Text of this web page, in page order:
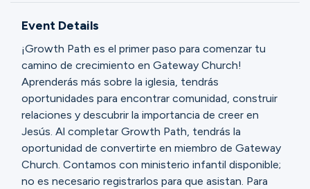
Groups
Give
Search
Event Details
¡Growth Path es el primer paso para comenzar tu
camino de crecimiento en Gateway Church!
Aprenderás más sobre la iglesia, tendrás
oportunidades para encontrar comunidad, construir
relaciones y descubrir la importancia de creer en
Jesús. Al completar Growth Path, tendrás la
oportunidad de convertirte en miembro de Gateway
Church. Contamos con ministerio infantil disponible;
no es necesario registrarlos para que asistan. Para